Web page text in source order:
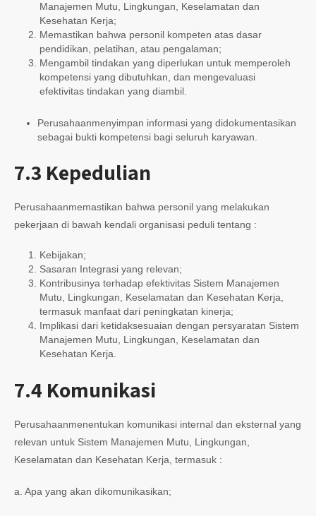
Manajemen Mutu, Lingkungan, Keselamatan dan
Kesehatan Kerja;
Memastikan bahwa personil kompeten atas dasar
pendidikan, pelatihan, atau pengalaman;
Mengambil tindakan yang diperlukan untuk memperoleh
kompetensi yang dibutuhkan, dan mengevaluasi
efektivitas tindakan yang diambil.
Perusahaanmenyimpan informasi yang didokumentasikan
sebagai bukti kompetensi bagi seluruh karyawan.
7.3 Kepedulian
Perusahaanmemastikan bahwa personil yang melakukan
pekerjaan di bawah kendali organisasi peduli tentang :
Kebijakan;
Sasaran Integrasi yang relevan;
Kontribusinya terhadap efektivitas Sistem Manajemen
Mutu, Lingkungan, Keselamatan dan Kesehatan Kerja,
termasuk manfaat dari peningkatan kinerja;
Implikasi dari ketidaksesuaian dengan persyaratan Sistem
Manajemen Mutu, Lingkungan, Keselamatan dan
Kesehatan Kerja.
7.4 Komunikasi
Perusahaanmenentukan komunikasi internal dan eksternal yang
relevan untuk Sistem Manajemen Mutu, Lingkungan,
Keselamatan dan Kesehatan Kerja, termasuk :
a. Apa yang akan dikomunikasikan;